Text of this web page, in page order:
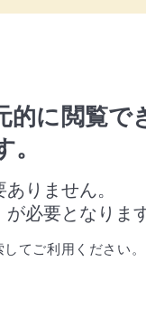
的に閲覧で
りません。
必要となります
てご利用ください。